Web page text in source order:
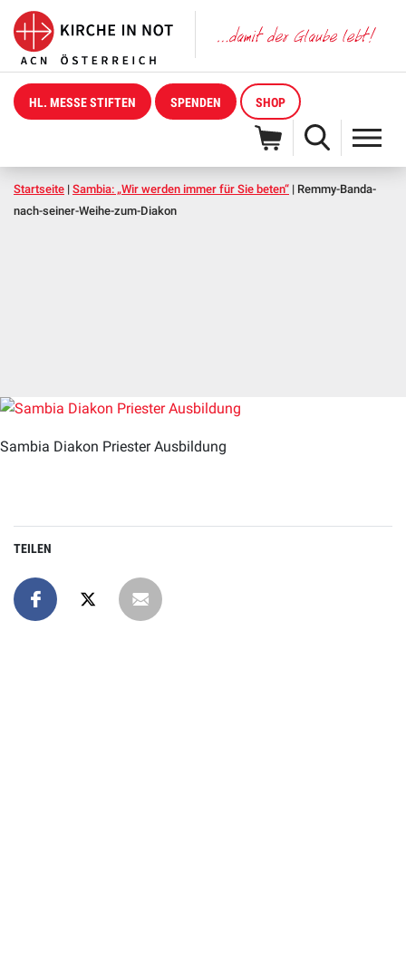
HL. MESSE STIFTEN SPENDEN SHOP
Startseite | Sambia: „Wir werden immer für Sie beten“ | Remmy-Banda-
nach-seiner-Weihe-zum-Diakon
Sambia Diakon Priester Ausbildung
TEILEN